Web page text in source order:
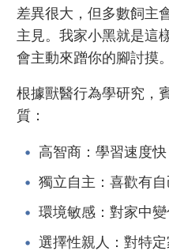
差異很大，但多數飼主
主見。我家小黑就是這
會主動來蹭你的腳討摸。
根據獸醫行為學研究，
質：
高智商：學習速度
獨立自主：喜歡有
環境敏感：對家中
選擇性親人：對特